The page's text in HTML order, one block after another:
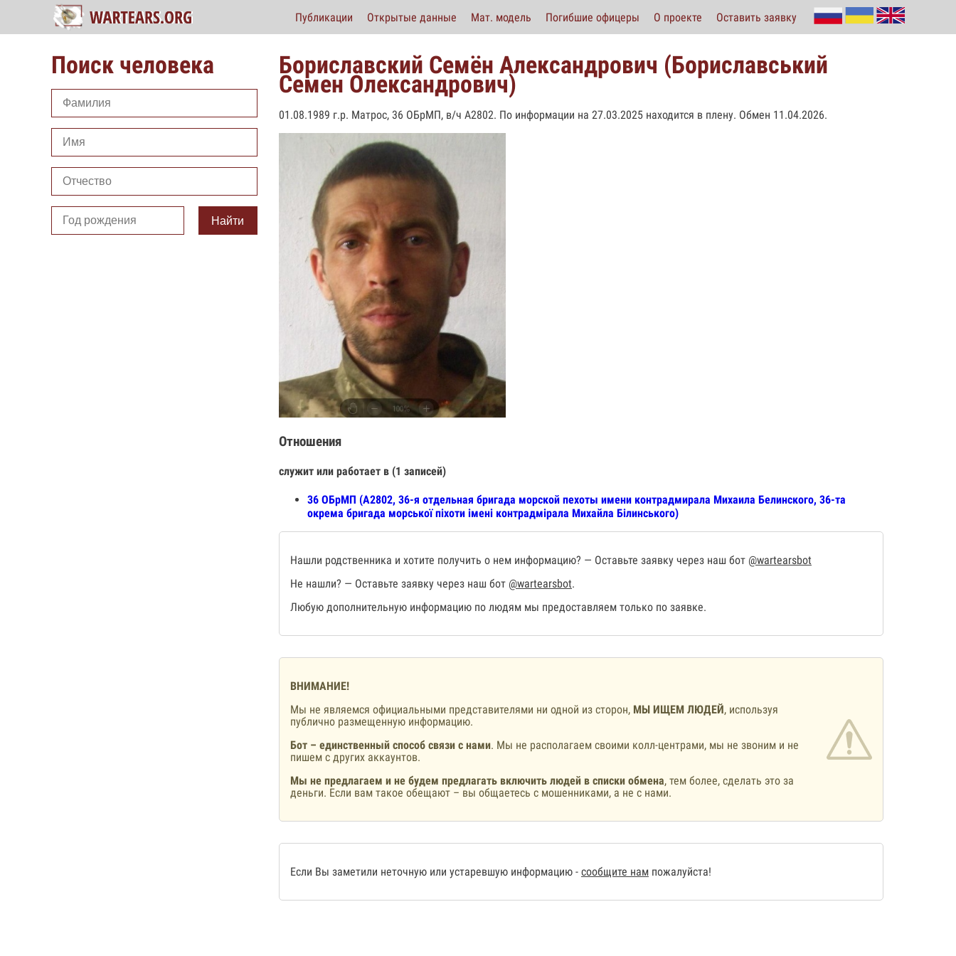
Публикации Открытые данные Мат. модель Погибшие офицеры О проекте Оставить заявку
Поиск человека
Найти
Бориславский Семён Александрович (Бориславський
Семен Олександрович)
01.08.1989 г.р. Матрос, 36 ОБрМП, в/ч А2802. По информации на 27.03.2025 находится в плену. Обмен 11.04.2026.
Отношения
служит или работает в (1 записей)
36 ОБрМП (А2802, 36-я отдельная бригада морской пехоты имени контрадмирала Михаила Белинского, 36-та
окрема бригада морської піхоти імені контрадмірала Михайла Білинського)
Нашли родственника и хотите получить о нем информацию? — Оставьте заявку через наш бот @wartearsbot
Не нашли? — Оставьте заявку через наш бот @wartearsbot.
Любую дополнительную информацию по людям мы предоставляем только по заявке.
ВНИМАНИЕ!
Мы не являемся официальными представителями ни одной из сторон, МЫ ИЩЕМ ЛЮДЕЙ, используя
публично размещенную информацию.
Бот – единственный способ связи с нами. Мы не располагаем своими колл-центрами, мы не звоним и не
пишем с других аккаунтов.
Мы не предлагаем и не будем предлагать включить людей в списки обмена, тем более, сделать это за
деньги. Если вам такое обещают – вы общаетесь с мошенниками, а не с нами.
Если Вы заметили неточную или устаревшую информацию - сообщите нам пожалуйста!